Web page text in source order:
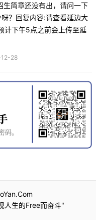
简章还没有出，请问一下
？回复内容:请查看延边大
计下午5点之前会上传至延
12-28
人生的Free而奋斗"